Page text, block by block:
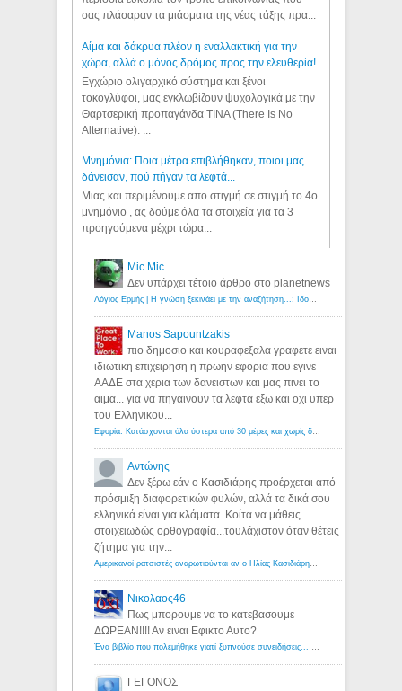
σας πλάσαραν τα μιάσματα της νέας τάξης πρα...
Αίμα και δάκρυα πλέον η εναλλακτική για την
χώρα, αλλά ο μόνος δρόμος προς την ελευθερία!
Εγχώριο ολιγαρχικό σύστημα και ξένοι
τοκογλύφοι, μας εγκλωβίζουν ψυχολογικά με την
Θαρτσερική προπαγάνδα TINA (There Is No
Alternative). ...
Μνημόνια: Ποια μέτρα επιβλήθηκαν, ποιοι μας
δάνεισαν, πού πήγαν τα λεφτά...
Μιας και περιμένουμε απο στιγμή σε στιγμή το 4ο
μνημόνιο , ας δούμε όλα τα στοιχεία για τα 3
προηγούμενα μέχρι τώρα...
Mic Mic
Δεν υπάρχει τέτοιο άρθρο στο planetnews
Λόγιος Ερμής | Η γνώση ξεκινάει με την αναζήτηση...: Ιδού οι 18 που χρωστούν 11 δις ευρώ!
Manos Sapountzakis
πιο δημοσιο και κουραφεξαλα γραφετε ειναι
ιδιωτικη επιχειρηση η πρωην εφορια που εγινε
ΑΑΔΕ στα χερια των δανειστων και μας πινει το
αιμα... για να πηγαινουν τα λεφτα εξω και οχι υπερ
του Ελληνικου...
Εφορία: Κατάσχονται όλα ύστερα από 30 μέρες και χωρίς δικαστικές αποφάσεις - Λόγιος Ερμής
Αντώνης
Δεν ξέρω εάν ο Κασιδιάρης προέρχεται από
πρόσμιξη διαφορετικών φυλών, αλλά τα δικά σου
ελληνικά είναι για κλάματα. Κοίτα να μάθεις
στοιχειωδώς ορθογραφία...τουλάχιστον όταν θέτεις
ζήτημα για την...
Αμερικανοί ρατσιστές αναρωτιούνται αν ο Ηλίας Κασιδιάρης ανήκει στη λευκή φυλή... - Λόγιος Ερμής
Νικολαος46
Πως μπορουμε να το κατεβασουμε
ΔΩΡΕΑΝ!!!! Αν ειναι Εφικτο Αυτο?
Ένα βιβλίο που πολεμήθηκε γιατί ξυπνούσε συνειδήσεις... - Λόγιος Ερμής | Η γνώση ξεκινάει με την αναζήτηση...
ΓΕΓΟΝΟΣ